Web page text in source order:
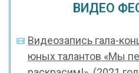
ВИДЕО
Видеозапись гала-
юных талантов «Мы